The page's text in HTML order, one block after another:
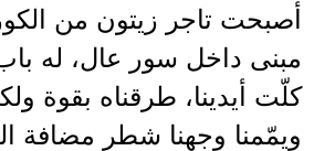
أصبحت تاجر زيتون من
مبنى داخل سور عال، له
كلّت أيدينا، طرقناه بقوة
ويمّمنا وجهنا شطر مضافة